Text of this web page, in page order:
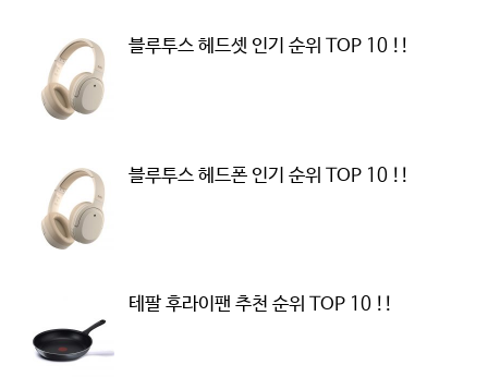
블루투스 헤드셋 인기 순위 TOP 10 !!
블루투스 헤드폰 인기 순위 TOP 10 !!
테팔 후라이팬 추천 순위 TOP 10 !!